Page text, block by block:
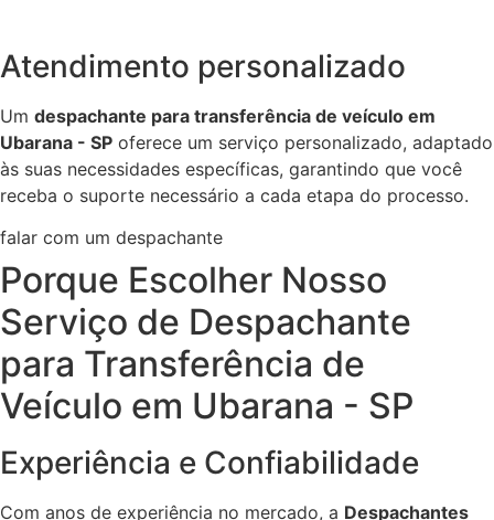
Atendimento personalizado
Um despachante para transferência de veículo em
Ubarana - SP oferece um serviço personalizado, adaptado
às suas necessidades específicas, garantindo que você
receba o suporte necessário a cada etapa do processo.
falar com um despachante
Porque Escolher Nosso
Serviço de Despachante
para Transferência de
Veículo em Ubarana - SP
Experiência e Confiabilidade
Com anos de experiência no mercado, a Despachantes